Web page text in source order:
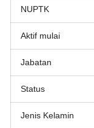
NUPTK
Aktif mulai
Jabatan
Status
Jenis Kelamin